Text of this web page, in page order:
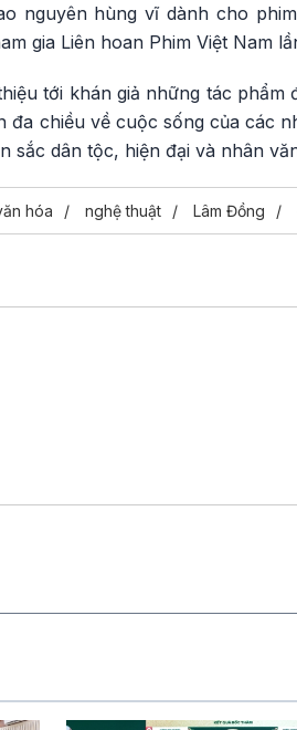
nguyên hùng vĩ dành cho
gia Liên hoan Phim Việt Nam
tới khán giả những tác
chiều về cuộc sống của các
sắc dân tộc, hiện đại và nhân
hóa nghệ thuật Lâm Đồng